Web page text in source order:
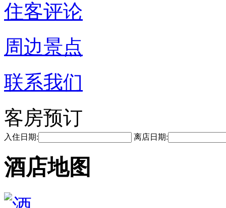
住客评论
周边景点
联系我们
客房预订
入住日期: 离店日期:
酒店地图